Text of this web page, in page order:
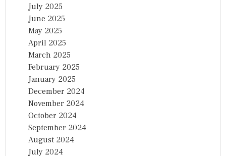
July 2025
June 2025
May 2025
April 2025
March 2025
February 2025
January 2025
December 2024
November 2024
October 2024
September 2024
August 2024
July 2024